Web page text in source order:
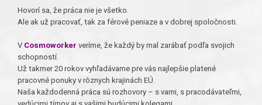
Hovorí sa, že práca nie je všetko.
Ale ak už pracovať, tak za férové peniaze a v dobrej spoločnosti.
V Cosmoworker veríme, že každý by mal zarábať podľa svojich
schopností.
Už takmer 20 rokov vyhľadávame pre vás najlepšie platené
pracovné ponuky v rôznych krajinách EÚ.
Naša každodenná práca sú rozhovory – s vami, s pracodávateľmi,